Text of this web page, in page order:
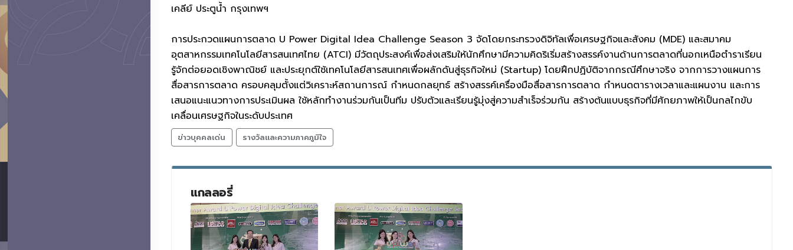
เคลีย์ ประตูน้ำ กรุงเทพฯ
การประกวดแผนการตลาด U Power Digital Idea Challenge Season 3 จัดโดยกระทรวงดิจิทัลเพื่อเศรษฐกิจและสังคม (MDE) และสมาคม
อุตสาหกรรมเทคโนโลยีสารสนเทศไทย (ATCI) มีวัตถุประสงค์เพื่อส่งเสริมให้นักศึกษามีความคิดริเริ่มสร้างสรรค์งานด้านการตลาดที่นอกเหนือตำราเรียน
รู้จักต่อยอดเชิงพาณิชย์ และประยุกต์ใช้เทคโนโลยีสารสนเทศเพื่อผลักดันสู่ธุรกิจใหม่ (Startup) โดยฝึกปฏิบัติจากกรณีศึกษาจริง จากการวางแผนการ
สื่อสารการตลาด ครอบคลุมตั้งแต่วิเคราะห์สถานการณ์ กำหนดกลยุทธ์ สร้างสรรค์เครื่องมือสื่อสารการตลาด กำหนดตารางเวลาและแผนงาน และการ
เสนอแนะแนวทางการประเมินผล ใช้หลักทำงานร่วมกันเป็นทีม ปรับตัวและเรียนรู้มุ่งสู่ความสำเร็จร่วมกัน สร้างต้นแบบธุรกิจที่มีศักยภาพให้เป็นกลไกขับ
เคลื่อนเศรษฐกิจในระดับประเทศ
ข่าวบุคคลเด่น รางวัลและความภาคภูมิใจ
แกลลอรี่